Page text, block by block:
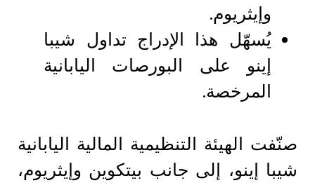
وإيثريوم.
يُسهّل هذا الإدراج تداول شيبا
إينو على البورصات اليابانية
المرخصة.
صنّفت الهيئة التنظيمية المالية اليابانية
شيبا إينو، إلى جانب بيتكوين وإيثريوم،